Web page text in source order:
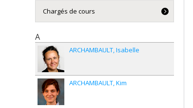
Chargés de cours
A
ARCHAMBAULT Isabelle
ARCHAMBAULT Kim